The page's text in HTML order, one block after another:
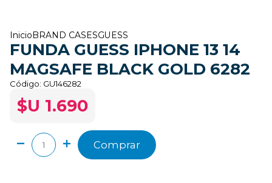
Inicio BRAND CASESGUESS
FUNDA GUESS IPHONE 13 14
MAGSAFE BLACK GOLD 6282
Código: GU146282
$U 1.690
Comprar